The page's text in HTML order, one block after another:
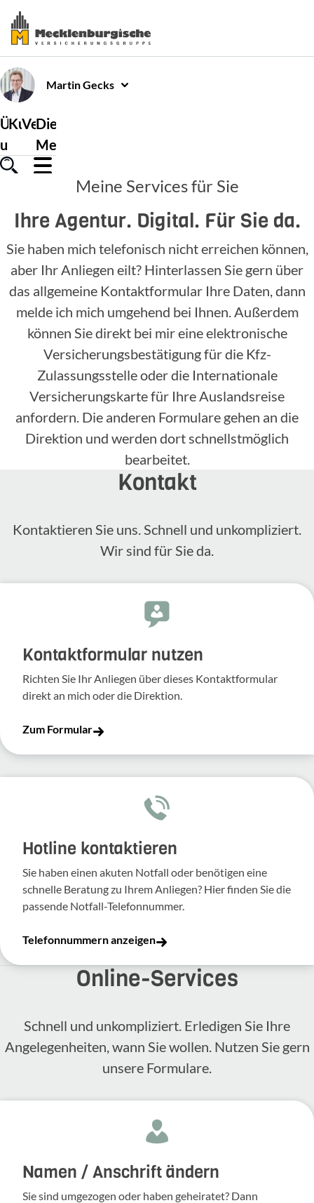
MartinGecks
Über
uns
Kundenservice
Versicherungen
Die
Mecklenburgische
Meine Services für Sie
Ihre Agentur. Digital. Für Sie da.
Sie haben mich telefonisch nicht erreichen können,
aber Ihr Anliegen eilt? Hinterlassen Sie gern über
das allgemeine Kontaktformular Ihre Daten, dann
melde ich mich umgehend bei Ihnen. Außerdem
können Sie direkt bei mir eine elektronische
Versicherungsbestätigung für die Kfz-
Zulassungsstelle oder die Internationale
Versicherungskarte für Ihre Auslandsreise
anfordern. Die anderen Formulare gehen an die
Direktion und werden dort schnellstmöglich
bearbeitet.
Kontakt
Kontak­tieren Sie uns. Schnell und unkom­pli­ziert.
Wir sind für Sie da.
Kontakt­for­mular nutzen
Richten Sie Ihr Anliegen über dieses Kontakt­for­mular
direkt an mich oder die Direk­tion.
Zum Formular
Hotline kontaktieren
Sie haben einen akuten Notfall oder benötigen eine
schnelle Beratung zu Ihrem Anliegen? Hier finden Sie die
passende Notfall-Telefonnummer.
Telefonnummern anzeigen
Online-​Services
Schnell und unkompliziert. Erledigen Sie Ihre
Angelegenheiten, wann Sie wollen. Nutzen Sie gern
unsere Formulare.
Namen / Anschrift ändern
Sie sind umgezogen oder haben geheiratet? Dann